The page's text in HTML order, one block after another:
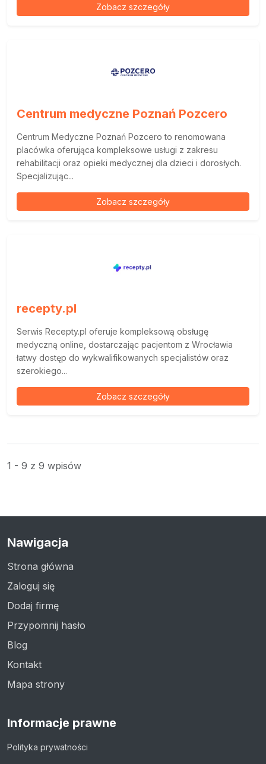
Zobacz szczegóły
Centrum medyczne Poznań Pozcero
Centrum Medyczne Poznań Pozcero to renomowana
placówka oferująca kompleksowe usługi z zakresu
rehabilitacji oraz opieki medycznej dla dzieci i dorosłych.
Specjalizując...
Zobacz szczegóły
recepty.pl
Serwis Recepty.pl oferuje kompleksową obsługę
medyczną online, dostarczając pacjentom z Wrocławia
łatwy dostęp do wykwalifikowanych specjalistów oraz
szerokiego...
Zobacz szczegóły
1 - 9 z 9 wpisów
Nawigacja
Strona główna
Zaloguj się
Dodaj firmę
Przypomnij hasło
Blog
Kontakt
Mapa strony
Informacje prawne
Polityka prywatności